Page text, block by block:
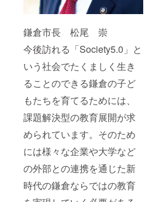
鎌倉市長 松尾 崇
今後訪れる「Society5.0」と
いう社会でたくましく生き
ることのできる鎌倉の子ど
もたちを育てるためには、
課題解決型の教育展開が求
められています。そのため
には様々な企業や大学など
の外部との連携を通じた新
時代の鎌倉ならではの教育